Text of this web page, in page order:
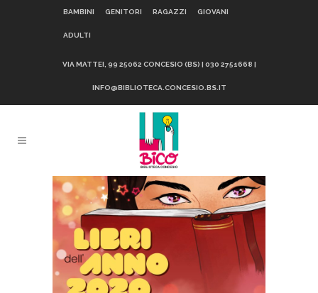
BAMBINI GENITORI RAGAZZI GIOVANI
ADULTI
VIA MATTEI, 99 25062 CONCESIO (BS) | 030 2751668 |
INFO@BIBLIOTECA.CONCESIO.BS.IT